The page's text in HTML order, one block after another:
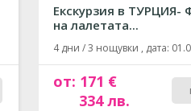
Екскурзия в ТУРЦИЯ-
на лалетата...
4 дни / 3 нощувки , дата:
от: 171 €
334 лв.